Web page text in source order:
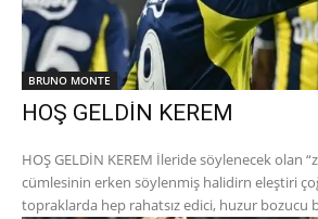
BRUNO MONTE
HOŞ GELDİN KEREM
HOŞ GELDİN KEREM İleride söylenecek olan
cümlesinin erken söylenmiş halidirn eleştiri
topraklarda hep rahatsız edici, huzur bozucu